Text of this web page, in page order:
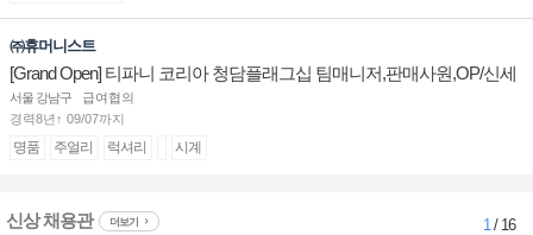
㈜휴머니스트
[Grand Open] 티파니 코리아 청담플래그십 팀매니저,판매사원,OP/신세
계대전 판매사원 채용
서울 강남구
급여협의
경력8년↑ 09/07까지
명품 주얼리 럭셔리 시계
신상 채용관 더보기 1/ 16